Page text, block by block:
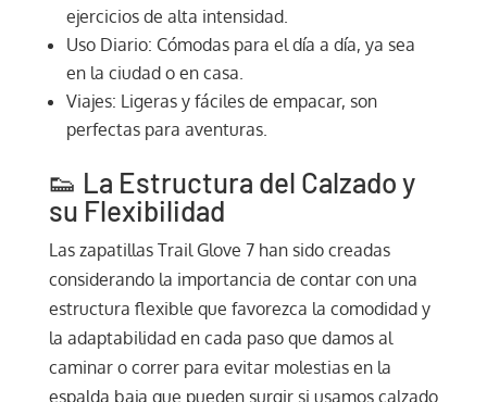
ejercicios de alta intensidad.
Uso Diario: Cómodas para el día a día, ya sea
en la ciudad o en casa.
Viajes: Ligeras y fáciles de empacar, son
perfectas para aventuras.
👟 La Estructura del Calzado y
su Flexibilidad
Las zapatillas Trail Glove 7 han sido creadas
considerando la importancia de contar con una
estructura flexible que favorezca la comodidad y
la adaptabilidad en cada paso que damos al
caminar o correr para evitar molestias en la
espalda baja que pueden surgir si usamos calzado